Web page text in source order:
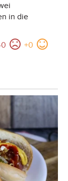
in die
0 +0